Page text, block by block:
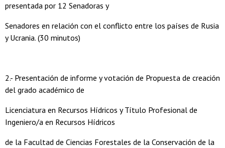
presentada por 12 Senadoras y
Senadores en relación con el conflicto entre los países de Rusia
y Ucrania. (30 minutos)
2.- Presentación de informe y votación de Propuesta de creación
del grado académico de
Licenciatura en Recursos Hídricos y Título Profesional de
Ingeniero/a en Recursos Hídricos
de la Facultad de Ciencias Forestales de la Conservación de la